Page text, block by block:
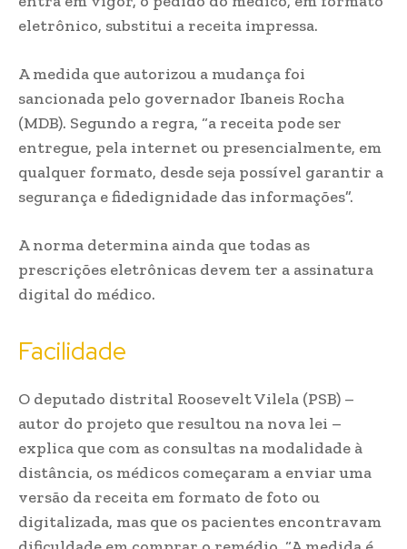
eletrônico, substitui a receita impressa.
A medida que autorizou a mudança foi
sancionada pelo governador Ibaneis Rocha
(MDB). Segundo a regra, “a receita pode ser
entregue, pela internet ou presencialmente, em
qualquer formato, desde seja possível garantir a
segurança e fidedignidade das informações”.
A norma determina ainda que todas as
prescrições eletrônicas devem ter a assinatura
digital do médico.
Facilidade
O deputado distrital Roosevelt Vilela (PSB) –
autor do projeto que resultou na nova lei –
explica que com as consultas na modalidade à
distância, os médicos começaram a enviar uma
versão da receita em formato de foto ou
digitalizada, mas que os pacientes encontravam